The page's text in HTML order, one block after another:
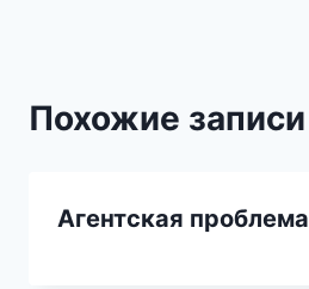
Похожие записи
Агентская проблема